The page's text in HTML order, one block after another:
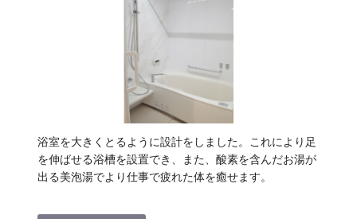
浴室を大きくとるように設計をしました。これにより足
を伸ばせる浴槽を設置でき、また、酸素を含んだお湯が
出る美泡湯でより仕事で疲れた体を癒せます。